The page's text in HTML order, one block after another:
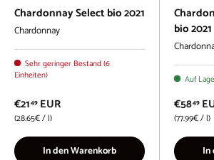
Chardonnay Select bio 2021
Chardonnay
Sehr geringer Bestand (6
Einheiten)
€2149 EUR
Grundpreis
28.65€/l
In den Warenkorb
bio 2021
Auf
€5849
Grundpreis
77.99€/l
In